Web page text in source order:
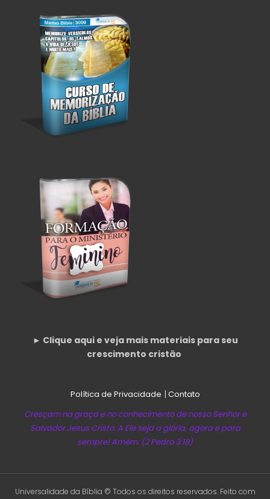
► Clique aqui e veja mais materiais para seu
crescimento cristão
Política de Privacidade | Contato
Cresçam na graça e no conhecimento de nosso Senhor e
Salvador Jesus Cristo. A Ele seja a glória, agora e para
sempre! Amém. (2 Pedro 3:18)
Universalidade da Bíblia © Todos os direitos reservados. Feito com